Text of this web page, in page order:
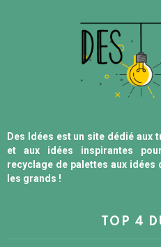
Des Idées est un site dédié
et aux idées inspirantes
recyclage de palettes aux
les grands !
TOP 4